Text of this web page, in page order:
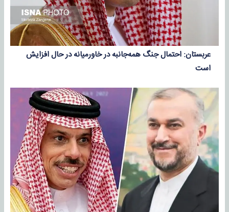
عربستان: احتمال جنگ همه‌جانبه در خاورمیانه در حال افزایش
است